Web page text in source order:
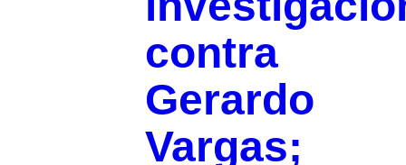
contra
Gerardo
Vargas;